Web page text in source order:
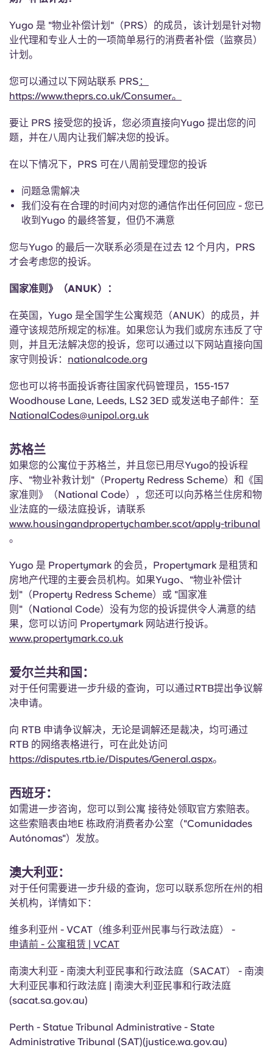
Yugo 是 "物业补偿计划"（PRS）的成员，该计划是针对物
业代理和专业人士的一项简单易行的消费者补偿（监察员）
计划。
您可以通过以下网站联系 PRS ：
https://www.theprs.co.uk/Consumer。
要让 PRS 接受您的投诉，您必须直接向Yugo 提出您的问
题，并在八周内让我们解决您的投诉。
在以下情况下，PRS 可在八周前受理您的投诉
问题急需解决
我们没有在合理的时间内对您的通信作出任何回应 - 您已
收到Yugo 的最终答复，但仍不满意
您与Yugo 的最后一次联系必须是在过去 12 个月内，PRS
才会考虑您的投诉。
国家准则》（ANUK）：
在英国，Yugo 是全国学生公寓规范（ANUK）的成员，并
遵守该规范所规定的标准。如果您认为我们或房东违反了守
则，并且无法解决您的投诉，您可以通过以下网站直接向国
家守则投诉： nationalcode.org
您也可以将书面投诉寄往国家代码管理员，155-157
Woodhouse Lane, Leeds, LS2 3ED 或发送电子邮件：至
NationalCodes@unipol.org.uk
苏格兰
如果您的公寓位于苏格兰，并且您已用尽Yugo的投诉程
序、"物业补救计划"（Property Redress Scheme）和《国
家准则》（National Code），您还可以向苏格兰住房和物
业法庭的一级法庭投诉，请联系
www.housingandpropertychamber.scot/apply-tribunal
。
Yugo 是 Propertymark 的会员，Propertymark 是租赁和
房地产代理的主要会员机构。如果Yugo、"物业补偿计
划"（Property Redress Scheme）或 "国家准
则"（National Code）没有为您的投诉提供令人满意的结
果，您可以访问 Propertymark 网站进行投诉。
www.propertymark.co.uk
爱尔兰共和国：
对于任何需要进一步升级的查询，可以通过RTB提出争议解
决申请。
向 RTB 申请争议解决，无论是调解还是裁决，均可通过
RTB 的网络表格进行，可在此处访问
https://disputes.rtb.ie/Disputes/General.aspx。
西班牙：
如需进一步咨询，您可以到公寓 接待处领取官方索赔表。
这些索赔表由地E 栋政府消费者办公室（"Comunidades
Autónomas"）发放。
澳大利亚：
对于任何需要进一步升级的查询，您可以联系您所在州的相
关机构，详情如下：
维多利亚州 - VCAT（维多利亚州民事与行政法庭） -
申请前 - 公寓租赁 | VCAT
南澳大利亚 - 南澳大利亚民事和行政法庭（SACAT） - 南澳
大利亚民事和行政法庭 | 南澳大利亚民事和行政法庭
(sacat.sa.gov.au)
Perth - Statue Tribunal Administrative - State
Administrative Tribunal (SAT)(justice.wa.gov.au)